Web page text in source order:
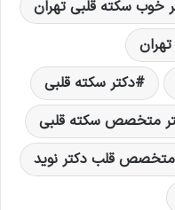
خوب سکته قلبی تهران
دکتر سکته قلبی
متخصص سکته قلبی
متخصص قلب دکتر نويد